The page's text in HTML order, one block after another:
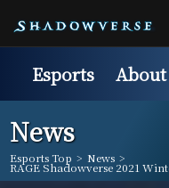
Esports About
News
Esports Top > News >
RAGE Shadowverse 2021